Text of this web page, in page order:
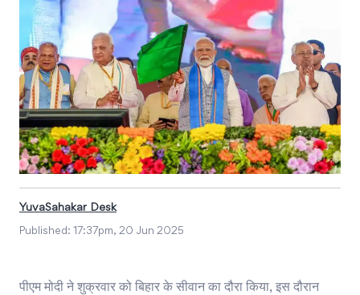
YuvaSahakar Desk
Published: 17:37pm, 20 Jun 2025
पीएम मोदी ने शुक्रवार को बिहार के सीवान का दौरा किया, इस दौरान